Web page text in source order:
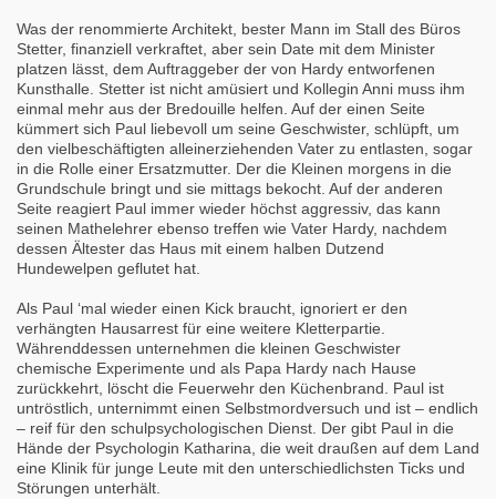
Was der renommierte Architekt, bester Mann im Stall des Büros
Stetter, finanziell verkraftet, aber sein Date mit dem Minister
platzen lässt, dem Auftraggeber der von Hardy entworfenen
Kunsthalle. Stetter ist nicht amüsiert und Kollegin Anni muss ihm
einmal mehr aus der Bredouille helfen. Auf der einen Seite
kümmert sich Paul liebevoll um seine Geschwister, schlüpft, um
den vielbeschäftigten alleinerziehenden Vater zu entlasten, sogar
in die Rolle einer Ersatzmutter. Der die Kleinen morgens in die
Grundschule bringt und sie mittags bekocht. Auf der anderen
Seite reagiert Paul immer wieder höchst aggressiv, das kann
seinen Mathelehrer ebenso treffen wie Vater Hardy, nachdem
dessen Ältester das Haus mit einem halben Dutzend
Hundewelpen geflutet hat.
Als Paul ‘mal wieder einen Kick braucht, ignoriert er den
verhängten Hausarrest für eine weitere Kletterpartie.
Währenddessen unternehmen die kleinen Geschwister
chemische Experimente und als Papa Hardy nach Hause
zurückkehrt, löscht die Feuerwehr den Küchenbrand. Paul ist
untröstlich, unternimmt einen Selbstmordversuch und ist – endlich
– reif für den schulpsychologischen Dienst. Der gibt Paul in die
Hände der Psychologin Katharina, die weit draußen auf dem Land
eine Klinik für junge Leute mit den unterschiedlichsten Ticks und
Störungen unterhält.